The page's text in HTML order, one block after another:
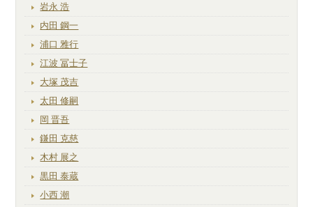
岩永 浩
内田 鋼一
浦口 雅行
江波 冨士子
大塚 茂吉
太田 修嗣
岡 晋吾
鎌田 克慈
木村 展之
黒田 泰蔵
小西 潮